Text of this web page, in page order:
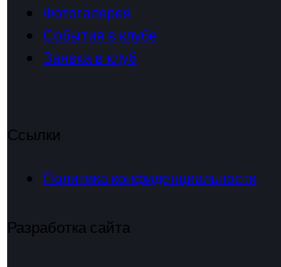
Фотогалерея
События в клубе
Заявка в клуб
Ссылки
Политика конфиденциальности
Разработка сайта